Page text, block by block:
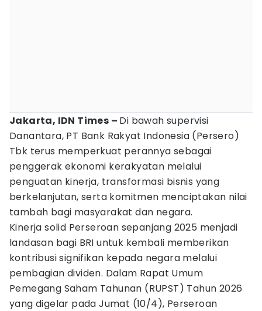
Jakarta, IDN Times – Di bawah supervisi
Danantara, PT Bank Rakyat Indonesia (Persero)
Tbk terus memperkuat perannya sebagai
penggerak ekonomi kerakyatan melalui
penguatan kinerja, transformasi bisnis yang
berkelanjutan, serta komitmen menciptakan nilai
tambah bagi masyarakat dan negara.
Kinerja solid Perseroan sepanjang 2025 menjadi
landasan bagi BRI untuk kembali memberikan
kontribusi signifikan kepada negara melalui
pembagian dividen. Dalam Rapat Umum
Pemegang Saham Tahunan (RUPST) Tahun 2026
yang digelar pada Jumat (10/4), Perseroan